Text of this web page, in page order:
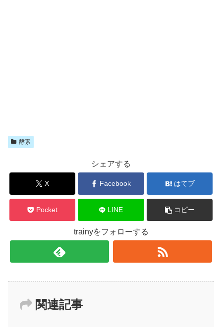
酵素
シェアする
X Facebook はてブ
Pocket LINE コピー
trainyをフォローする
関連記事